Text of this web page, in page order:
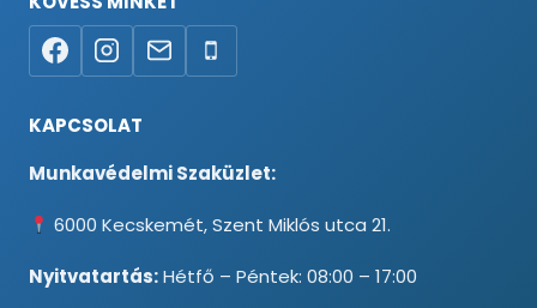
KAPCSOLAT
Munkavédelmi Szaküzlet:
6000 Kecskemét, Szent Miklós utca 21.
Nyitvatartás:Hétfő – Péntek: 08:00 – 17:00